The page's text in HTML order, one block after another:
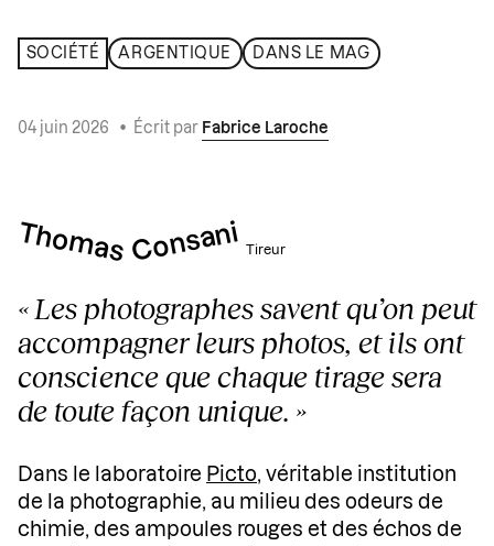
SOCIÉTÉ ARGENTIQUE DANS LE MAG
04 juin 2026 • Écrit par Fabrice Laroche
ThomasConsani Tireur
« Les photographes savent qu’on peut
accompagner leurs photos, et ils ont
conscience que chaque tirage sera
de toute façon unique. »
Dans le laboratoire Picto, véritable institution
de la photographie, au milieu des odeurs de
chimie, des ampoules rouges et des échos de